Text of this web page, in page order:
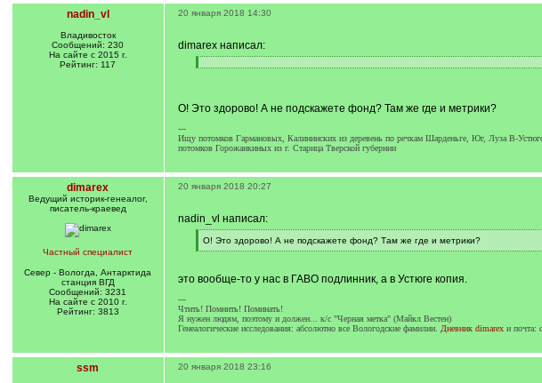
nadin_vl
Владивосток
Сообщений: 230
На сайте с 2015 г.
Рейтинг: 117
20 января 2018 14:30
dimarex написал:
[[
О! Это здорово! А не подскажете фонд? Там же где и метрики?
---
Ищу потомков Гармановых, Калининских из деревень по речкам Шарденьге, Юг, Луза В-
потомков Горожанкиных из г. Старица Тверской губернии
dimarex
Ведущий историк-генеалог,
писатель-краевед
Частный специалист
Север - Вологда, Антарктида
станция ВГД
Сообщений: 3231
На сайте с 2010 г.
Рейтинг: 3813
20 января 2018 20:27
nadin_vl написал:
[
q
О! Это здорово! А не подскажете фонд? Там же где и метрики?
[
]
это вообще-то у нас в ГАВО подлинник, а в Устюге копия.
---
Чтить! Помнить! Поминать!
Я нужен людям, поэтому и должен... к/с "Черная метка" (Майкл Вестен)
Генеалогические исследования: абсолютно все Вологодские фамилии.
Дневник dimarexи почта:
ssm 20 января 2018 23:16